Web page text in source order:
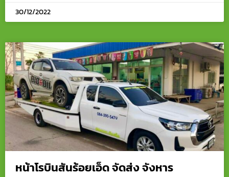
30/12/2022
หน้าโรบินสันร้อยเอ็ด จัดส่ง จังหาร